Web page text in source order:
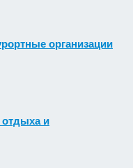
организации
отдыха и